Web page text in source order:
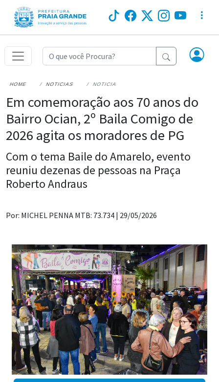
HOME NOTICIAS NOTICIA
Em comemoração aos 70 anos do
Bairro Ocian, 2º Baila Comigo de
2026 agita os moradores de PG
Com o tema Baile do Amarelo, evento
reuniu dezenas de pessoas na Praça
Roberto Andraus
Por: MICHEL PENNA MTB: 73.734 | 29/05/2026